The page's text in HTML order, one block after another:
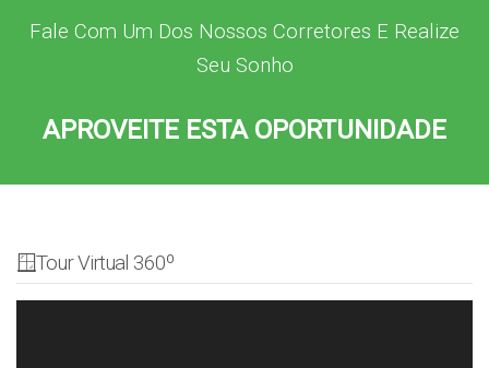
Fale Com Um Dos Nossos Corretores E Realize
Seu Sonho
APROVEITE ESTA OPORTUNIDADE
🪟Tour Virtual 360º